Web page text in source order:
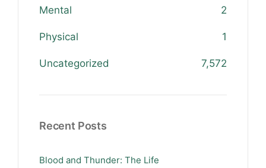
Mental 2
Physical 1
Uncategorized 7,572
Recent Posts
Blood and Thunder: The Life